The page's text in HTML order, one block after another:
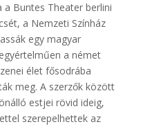
a Buntes Theater berlini
a Nemzeti Színház
egy magyar
a német
élet fősodrába
meg. A szerzők között
estjei rövid ideig,
szerepelhettek az